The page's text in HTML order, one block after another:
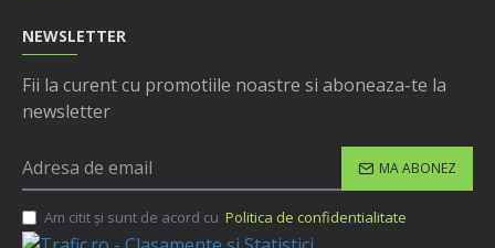
NEWSLETTER
Fii la curent cu promotiile noastre si aboneaza-te la
newsletter
MA ABONEZ
Am citit şi sunt de acord cu Politica de confidentialitate